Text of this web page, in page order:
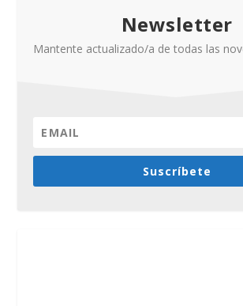
Newsletter
Mantente actualizado/a de todas las
Suscríbete